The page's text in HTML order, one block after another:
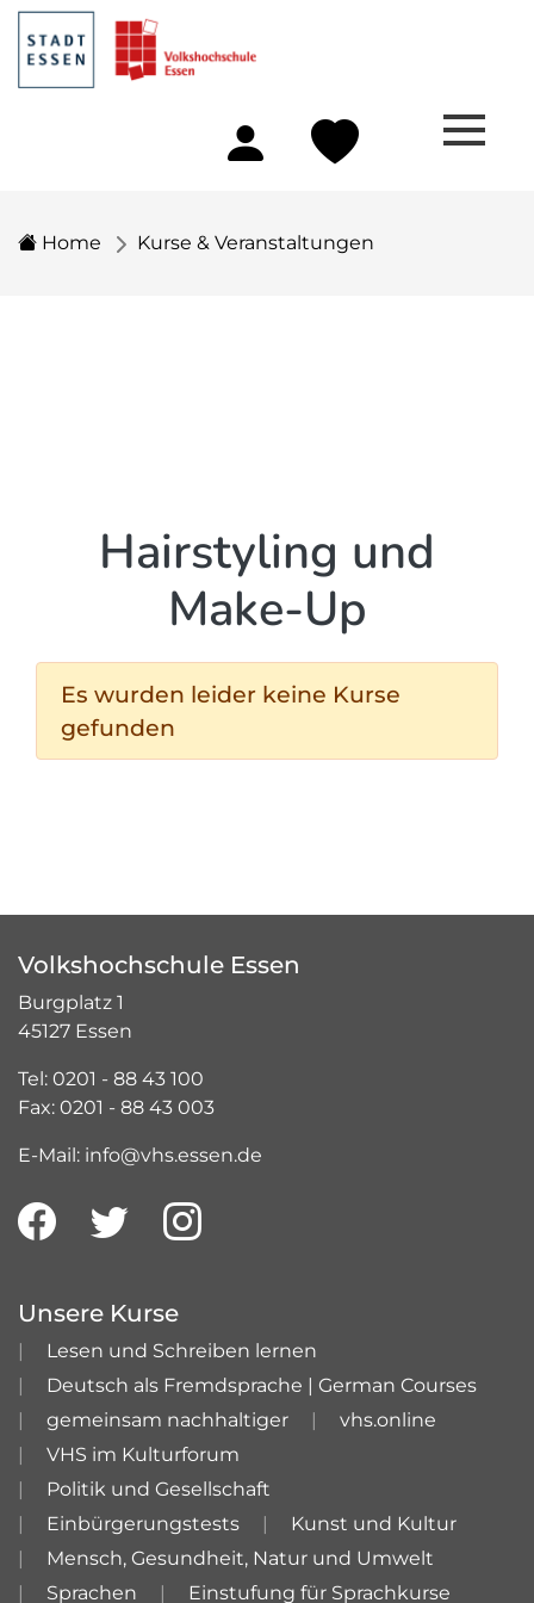
Home Kurse & Veranstaltungen
Hairstyling und
Make-Up
Es wurden leider keine Kurse
gefunden
Volkshochschule Essen
Burgplatz 1
45127 Essen
Tel: 0201 - 88 43 100
Fax: 0201 - 88 43 003
E-Mail: info@vhs.essen.de
Unsere Kurse
Lesen und Schreiben lernen
Deutsch als Fremdsprache | German Courses
gemeinsam nachhaltiger
vhs.online
VHS im Kulturforum
Politik und Gesellschaft
Einbürgerungstests
Kunst und Kultur
Mensch, Gesundheit, Natur und Umwelt
Sprachen
Einstufung für Sprachkurse